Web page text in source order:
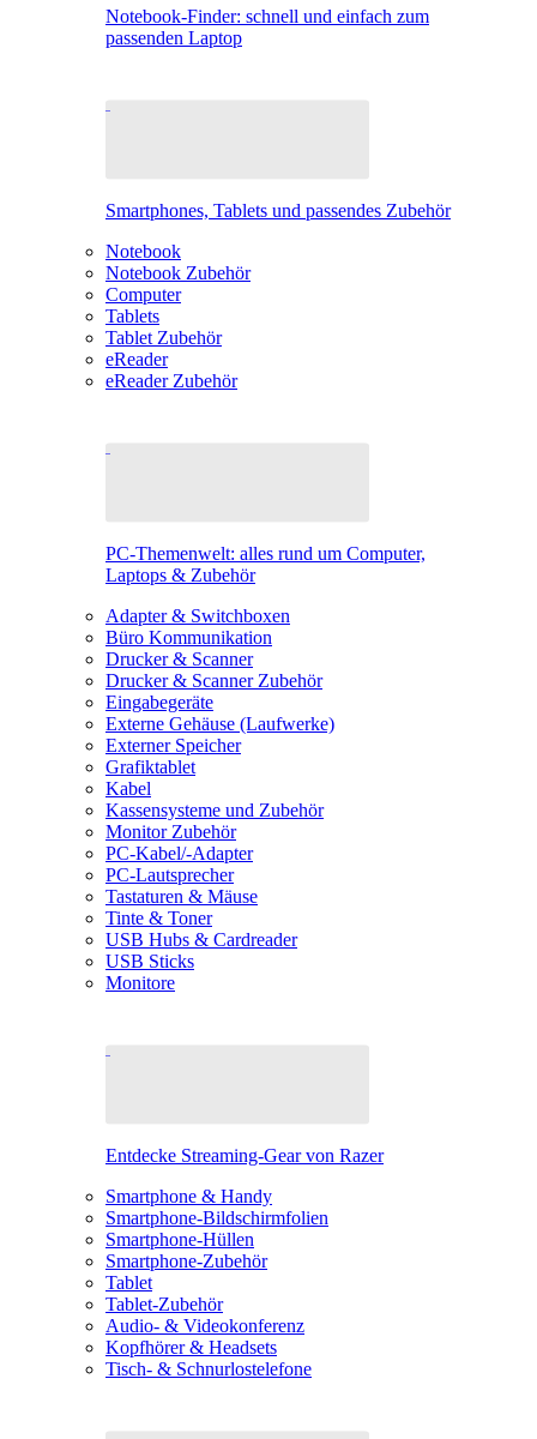
Notebook-Finder: schnell und einfach zum
passenden Laptop
Smartphones, Tablets und passendes Zubehör
Notebook
Notebook Zubehör
Computer
Tablets
Tablet Zubehör
eReader
eReader Zubehör
PC-Themenwelt: alles rund um Computer,
Laptops & Zubehör
Adapter & Switchboxen
Büro Kommunikation
Drucker & Scanner
Drucker & Scanner Zubehör
Eingabegeräte
Externe Gehäuse (Laufwerke)
Externer Speicher
Grafiktablet
Kabel
Kassensysteme und Zubehör
Monitor Zubehör
PC-Kabel/-Adapter
PC-Lautsprecher
Tastaturen & Mäuse
Tinte & Toner
USB Hubs & Cardreader
USB Sticks
Monitore
Entdecke Streaming-Gear von Razer
Smartphone & Handy
Smartphone-Bildschirmfolien
Smartphone-Hüllen
Smartphone-Zubehör
Tablet
Tablet-Zubehör
Audio- & Videokonferenz
Kopfhörer & Headsets
Tisch- & Schnurlostelefone